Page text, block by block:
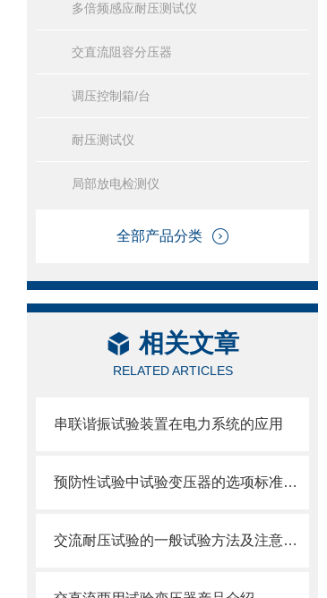
多倍频感应耐压测试仪
交直流阻容分压器
调压控制箱/台
耐压测试仪
局部放电检测仪
全部产品分类
相关文章
RELATED ARTICLES
串联谐振试验装置在电力系统的应用
预防性试验中试验变压器的选项标准及应用场景
交流耐压试验的一般试验方法及注意事项